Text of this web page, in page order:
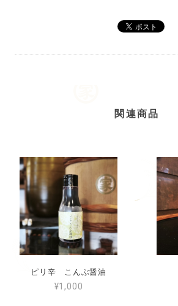
関連商品
ピリ辛 こんぶ醤油
¥1,000